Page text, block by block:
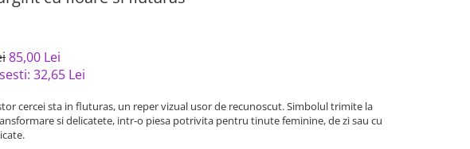
85,00 Lei
32,65 Lei
cercei sta in fluturas, un reper vizual usor de recunoscut. Simbolul trimite la
si delicatete, intr-o piesa potrivita pentru tinute feminine, de zi sau cu